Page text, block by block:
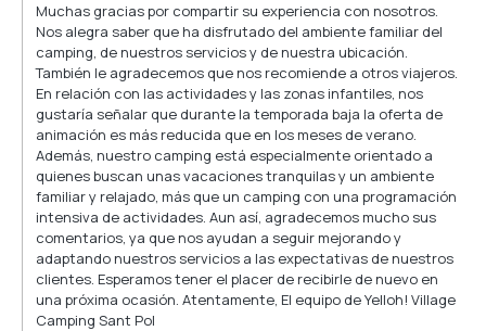
Muchas gracias por compartir su experiencia con nosotros.
Nos alegra saber que ha disfrutado del ambiente familiar del
camping, de nuestros servicios y de nuestra ubicación.
También le agradecemos que nos recomiende a otros viajeros.
En relación con las actividades y las zonas infantiles, nos
gustaría señalar que durante la temporada baja la oferta de
animación es más reducida que en los meses de verano.
Además, nuestro camping está especialmente orientado a
quienes buscan unas vacaciones tranquilas y un ambiente
familiar y relajado, más que un camping con una programación
intensiva de actividades. Aun así, agradecemos mucho sus
comentarios, ya que nos ayudan a seguir mejorando y
adaptando nuestros servicios a las expectativas de nuestros
clientes. Esperamos tener el placer de recibirle de nuevo en
una próxima ocasión. Atentamente, El equipo de Yelloh! Village
Camping Sant Pol